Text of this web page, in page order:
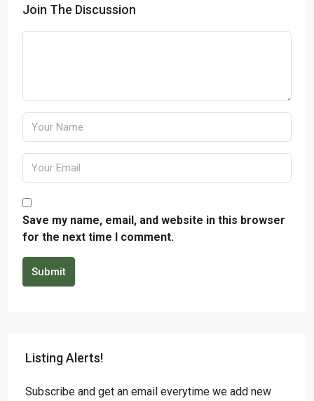
Join The Discussion
Save my name, email, and website in this browser
for the next time I comment.
Submit
Listing Alerts!
Subscribe and get an email everytime we add new